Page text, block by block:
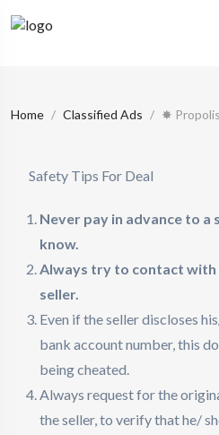
Home Classified Ads ✸
Safety Tips For Deal
Never pay in advance to
know.
Always try to contact with
seller.
Even if the seller discloses
bank account number, this
being cheated.
Always request for the
the seller, to verify that he/